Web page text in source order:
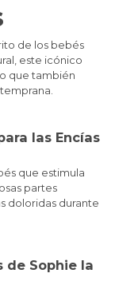
de los bebés
este icónico
que también
las Encías
que estimula
partes
doloridas durante
de Sophie la